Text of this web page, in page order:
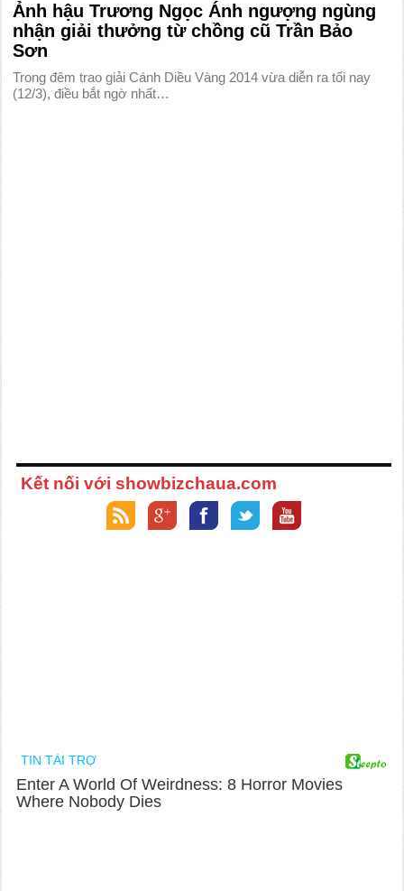
Ảnh hậu Trương Ngọc Ánh ngượng ngùng
nhận giải thưởng từ chồng cũ Trần Bảo
Sơn
Trong đêm trao giải Cánh Diều Vàng 2014 vừa diễn ra tối nay
(12/3), điều bắt ngờ nhất…
Kết nối với showbizchaua.com